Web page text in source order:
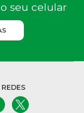
seu celular